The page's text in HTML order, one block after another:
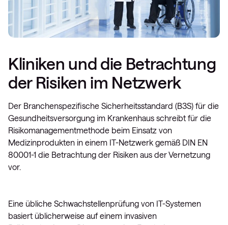
Kliniken und die Betrachtung
der Risiken im Netzwerk
Der Branchenspezifische Sicherheitsstandard (B3S) für die
Gesundheitsversorgung im Krankenhaus schreibt für die
Risikomanagementmethode beim Einsatz von
Medizinprodukten in einem IT-Netzwerk gemäß DIN EN
80001-1 die Betrachtung der Risiken aus der Vernetzung
vor.
Eine übliche Schwachstellenprüfung von IT-Systemen
basiert üblicherweise auf einem invasiven